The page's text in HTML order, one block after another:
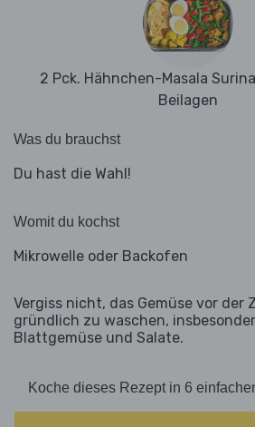
2 Pck. Hähnchen-Masala
Beilagen
Was du brauchst
Du hast die Wahl!
Womit du kochst
Mikrowelle oder Backofen
Vergiss nicht, das Gemüse vor der
gründlich zu waschen,
Blattgemüse und Salate.
Koche dieses Rezept in 6